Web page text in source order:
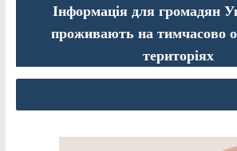
Інформація для громадян
проживають на тимчасово
територіях